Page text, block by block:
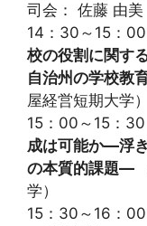
司会： 佐藤 由美
14：30～15：
校の役割に関す
自治州の学校教
屋経営短期大学）
15：00～15：
成は可能か―浮
の本質的課題―
学）
15：30～16：